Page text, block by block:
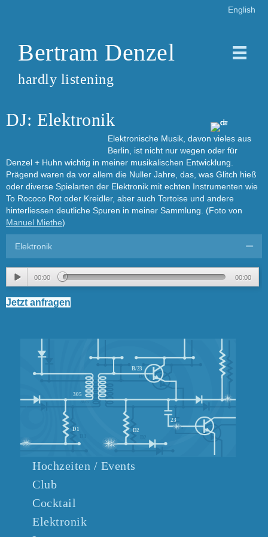
English
Bertram Denzel
hardly listening
305
B/23
23
D1 D2
305
B/23
23
Hochzeiten / Events
Club
Cocktail
Elektronik
DJ: Elektronik
Elektronische Musik, davon vieles aus
Berlin, ist nicht nur wegen oder für
Denzel + Huhn wichtig in meiner musikalischen Entwicklung.
Prägend waren da vor allem die Nuller Jahre, das, was Glitch hieß
oder diverse Spielarten der Elektronik mit echten Instrumenten wie
To Rococo Rot oder Kreidler, aber auch Tortoise und andere
hinterliessen deutliche Spuren in meiner Sammlung. (Foto von
Manuel Miethe)
Elektronik
Audio-
Player
00:00 00:00
Jetzt anfragen